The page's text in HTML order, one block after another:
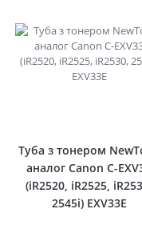
Туба з тонером
аналог Canon C-
(iR2520, iR2525,
2545i) EXV33E